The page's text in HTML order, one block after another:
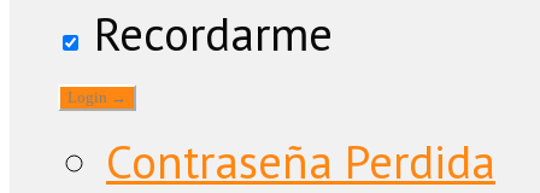
Recordarme
Contraseña Perdida